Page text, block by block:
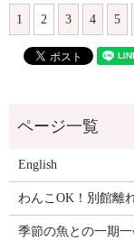
1 2 3 4 5
English
わんこOK！別館離
季節の魚との一期